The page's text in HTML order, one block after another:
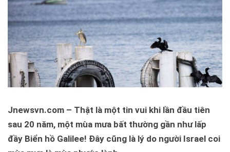
Jnewsvn.com – Thật là một tin vui khi lần đầu tiên
sau 20 năm, một mùa mưa bất thường gần như lấp
đầy Biển hồ Galilee! Đây cũng là lý do người Israel coi